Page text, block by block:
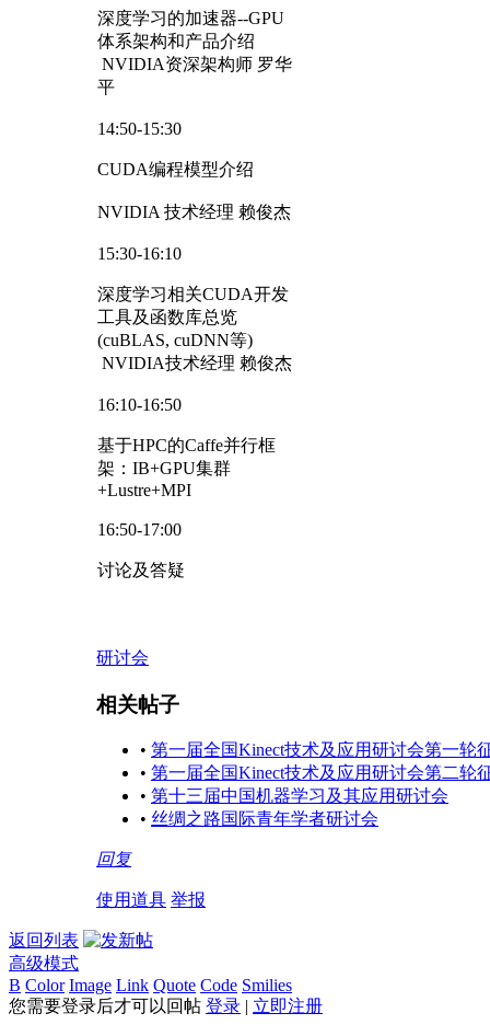
深度学习的加速器--GPU
体系架构和产品介绍
NVIDIA资深架构师 罗华
平
14:50-15:30
CUDA编程模型介绍
NVIDIA 技术经理 赖俊杰
15:30-16:10
深度学习相关CUDA开发
工具及函数库总览
(cuBLAS, cuDNN等)
NVIDIA技术经理 赖俊杰
16:10-16:50
基于HPC的Caffe并行框
架：IB+GPU集群
+Lustre+MPI
16:50-17:00
讨论及答疑
研讨会
相关帖子
• 第一届全国Kinect技术及应用研讨会第一轮
• 第一届全国Kinect技术及应用研讨会第二轮
• 第十三届中国机器学习及其应用研讨会
• 丝绸之路国际青年学者研讨会
回复
使用道具 举报
返回列表
高级模式
B Color Image Link Quote Code Smilies
您需要登录后才可以回帖 登录 | 立即注册